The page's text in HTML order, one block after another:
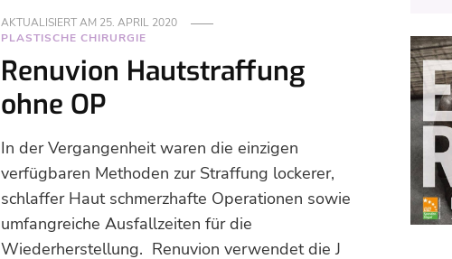
AKTUALISIERT AM 25. APRIL 2020
PLASTISCHE CHIRURGIE
Renuvion Hautstraffung
ohne OP
In der Vergangenheit waren die einzigen
verfügbaren Methoden zur Straffung lockerer,
schlaffer Haut schmerzhafte Operationen sowie
umfangreiche Ausfallzeiten für die
Wiederherstellung. Renuvion verwendet die J